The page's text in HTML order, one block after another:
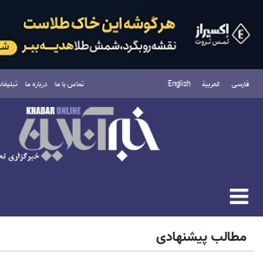
فارسی العربية English تماس با ما درباره ما
جمعه ۱۶ مرداد ۱۴۰۵
مطالب پیشنهادی